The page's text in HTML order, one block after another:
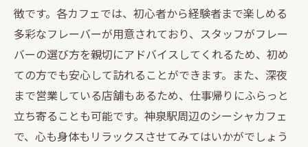
徴です。各カフェでは、初心者から経験者まで楽しめる
多彩なフレーバーが用意されており、スタッフがフレー
バーの選び方を親切にアドバイスしてくれるため、初め
ての方でも安心して訪れることができます。また、深夜
まで営業している店舗もあるため、仕事帰りにふらっと
立ち寄ることも可能です。神泉駅周辺のシーシャカフェ
で、心も身体もリラックスさせてみてはいかがでしょう